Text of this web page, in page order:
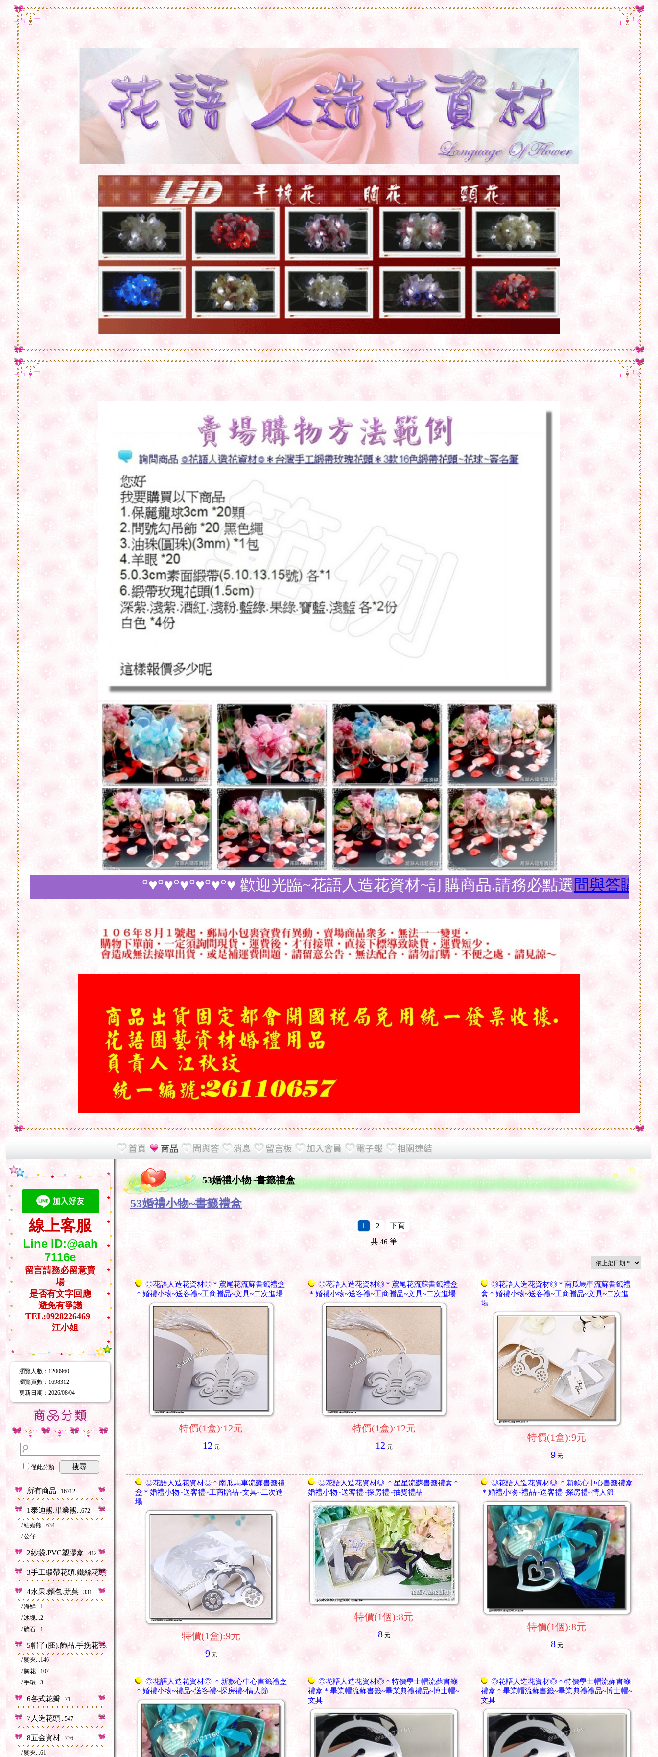
°♥°♥°♥°♥°♥°♥ 歡迎光臨~花語人造花資材~訂購商品.請務必點選問與答購物須知說明再下
線上客服
Line ID:@aah
7116e
留言請務必留意賣
場
是否有文字回應
避免有爭議
TEL:0928226469
江小姐
瀏覽人數 ： 1200960
瀏覽頁數 ： 1698312
更新日期 ：2026/08/04
僅此分類 搜尋
所有商品 ...16712
1泰迪熊.畢業熊 ...672
/ 結婚熊...634
/ 公仔
2紗袋.PVC塑膠盒 ...412
3手工緞帶花頭.鐵絲花頭等
4水果.麵包.蔬菜 ...331
/ 海鮮...1
/ 冰塊...2
/ 礦石...1
5帽子(胚).飾品.手挽花...518
/ 髮夾...146
/ 胸花...107
/ 手環...3
6各式花瓣 ...71
7人造花頭 ...547
8五金資材 ...736
/ 髮夾...61
53婚禮小物~書籤禮盒
53婚禮小物~書籤禮盒
1 2 下頁
共46筆
◎花語人造花資材◎＊鳶尾花流蘇書籤禮盒
＊婚禮小物~送客禮~工商贈品~文具~二次進場
特價(1盒):12元
12 元
◎花語人造花資材◎＊鳶尾花流蘇書籤禮盒
＊婚禮小物~送客禮~工商贈品~文具~二次進場
特價(1盒):12元
12 元
◎花語人造花資材◎＊南瓜馬車流蘇書籤禮
盒＊婚禮小物~送客禮~工商贈品~文具~二次進
場
特價(1盒):9元
9元
◎花語人造花資材◎＊南瓜馬車流蘇書籤禮
盒＊婚禮小物~送客禮~工商贈品~文具~二次進
場
特價(1盒):9元
9元
◎花語人造花資材◎ ＊星星流蘇書籤禮盒＊
婚禮小物~送客禮~探房禮~抽獎禮品
特價(1個):8元
8元
◎花語人造花資材◎ ＊新款心中心書籤禮盒
＊婚禮小物~禮品~送客禮~探房禮~情人節
特價(1個):8元
8元
◎花語人造花資材◎ ＊新款心中心書籤禮盒
＊婚禮小物~禮品~送客禮~探房禮~情人節
◎花語人造花資材◎＊特價學士帽流蘇書籤
禮盒＊畢業帽流蘇書籤~畢業典禮禮品~博士帽~
文具
◎花語人造花資材◎＊特價學士帽流蘇書籤
禮盒＊畢業帽流蘇書籤~畢業典禮禮品~博士帽~
文具